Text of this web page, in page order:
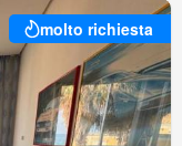
molto richiesta